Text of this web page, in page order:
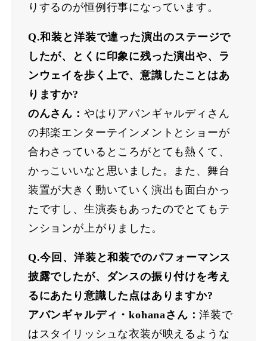
りするのが恒例⾏事になっています。
Q.和装と洋装で違った演出のステージで
したが、とくに印象に残った演出や、ラ
ンウェイを歩く上で、意識したことはあ
りますか?
のんさん： やはりアバンギャルディさん
の邦楽エンターテインメントとショーが
合わさっているところがとても熱くて、
かっこいいなと思いました。また、舞台
装置が⼤きく動いていく演出も⾯⽩かっ
たですし、⽣演奏もあったのでとてもテ
ンションが上がりました。
Q.今回、洋装と和装でのパフォーマンス
披露でしたが、ダンスの振り付けを考え
るにあたり意識した点はありますか?
アバンギャルディ・kohanaさん：洋装で
はスタイリッシュな⾐装が映えるような